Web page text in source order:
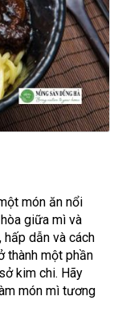
món ăn nổi
giữa mì và
dẫn và cách
thành một phần
kim chi. Hãy
món mì tương